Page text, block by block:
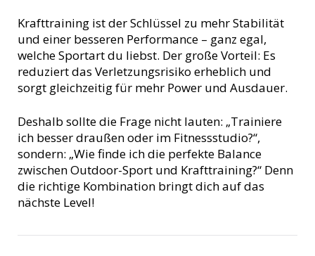
Krafttraining ist der Schlüssel zu mehr Stabilität
und einer besseren Performance – ganz egal,
welche Sportart du liebst. Der große Vorteil: Es
reduziert das Verletzungsrisiko erheblich und
sorgt gleichzeitig für mehr Power und Ausdauer.
Deshalb sollte die Frage nicht lauten: „Trainiere
ich besser draußen oder im Fitnessstudio?“,
sondern: „Wie finde ich die perfekte Balance
zwischen Outdoor-Sport und Krafttraining?“ Denn
die richtige Kombination bringt dich auf das
nächste Level!